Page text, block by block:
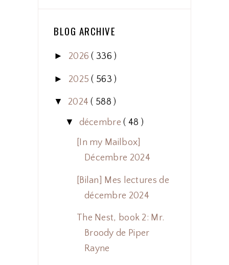
BLOG ARCHIVE
► 2026( 336 )
► 2025( 563 )
▼ 2024( 588 )
▼
décembre( 48 )
[In my Mailbox]
Décembre 2024
[Bilan] Mes lectures de
décembre 2024
The Nest, book 2: Mr.
Broody de Piper
Rayne